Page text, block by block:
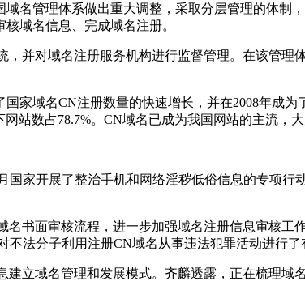
名管理体系做出重大调整，采取分层管理的体制
域名信息、完成域名注册。
并对域名注册服务机构进行监督管理。在该管理
域名CN注册数量的快速增长，并在2008年成为
站数占78.7%。CN域名已成为我国网站的主流，
家开展了整治手机和网络淫秽低俗信息的专项
书面审核流程，进一步加强域名注册信息审核工
法分子利用注册CN域名从事违法犯罪活动进行了
立域名管理和发展模式。齐麟透露，正在梳理域